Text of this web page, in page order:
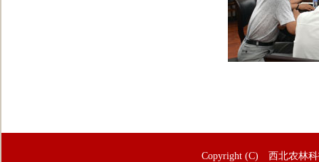
Copyright (C) 西北农林